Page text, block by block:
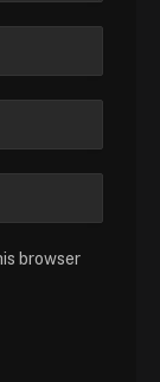
browser